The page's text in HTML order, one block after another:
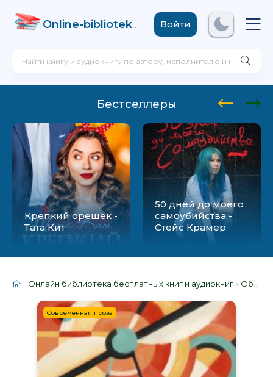
Online-biblioteka .comВойти
Бестселлеры
Крепкий орешек -
Тата Кит
50 дней до моего
самоубийства -
Стейс Крамер
Онлайн библиотека бесплатных книг и аудиокниг » Облако тегов
Современная проза